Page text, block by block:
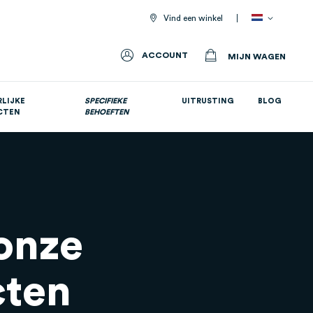
Vind een winkel
ACCOUNT MIJN WAGEN
SPECIFIEKE
BEHOEFTEN
UITRUSTING BLOG